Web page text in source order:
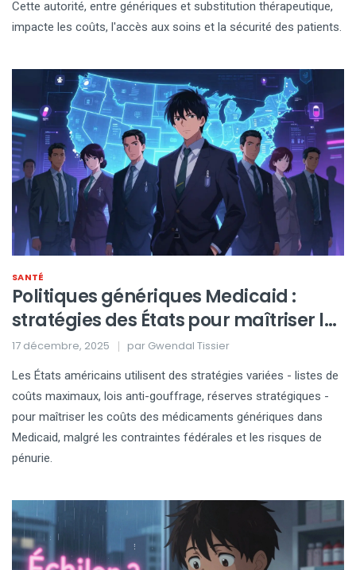
Cette autorité, entre génériques et substitution thérapeutique,
impacte les coûts, l'accès aux soins et la sécurité des patients.
SANTÉ
Politiques génériques Medicaid :
stratégies des États pour maîtriser les
coûts
17 décembre, 2025 par Gwendal Tissier
Les États américains utilisent des stratégies variées - listes de
coûts maximaux, lois anti-gouffrage, réserves stratégiques -
pour maîtriser les coûts des médicaments génériques dans
Medicaid, malgré les contraintes fédérales et les risques de
pénurie.